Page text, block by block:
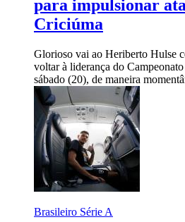
para impulsionar
Criciúma
Glorioso vai ao Heriberto Hulse
voltar à liderança do
sábado (20), de maneira
Brasileiro Série A